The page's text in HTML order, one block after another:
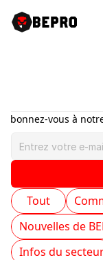
Abonnez-vous à
Tout
Nouvelles de
Infos du